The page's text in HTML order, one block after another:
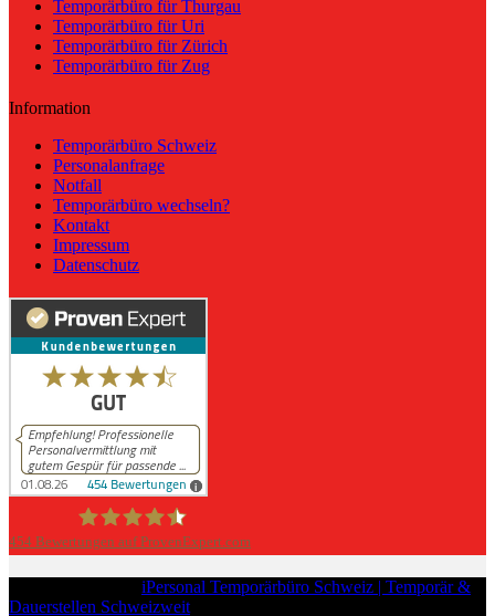
Temporärbüro für Thurgau
Temporärbüro für Uri
Temporärbüro für Zürich
Temporärbüro für Zug
Information
Temporärbüro Schweiz
Personalanfrage
Notfall
Temporärbüro wechseln?
Kontakt
Impressum
Datenschutz
iPersonal
454 Bewertungen auf ProvenExpert.com
iPersonal Temporärbüro Schweiz | Temporär &
Dauerstellen Schweizweit